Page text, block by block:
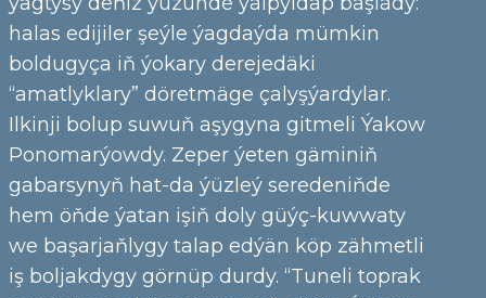
halas edijiler şeýle ýagdaýda mümkin
boldugyça iň ýokary derejedäki
“amatlyklary” döretmäge çalyşýardylar.
Ilkinji bolup suwuň aşygyna gitmeli Ýakow
Ponomarýowdy. Zeper ýeten gäminiň
gabarsynyň hat-da ýüzleý seredeniňde
hem öňde ýatan işiň doly güýç-kuwwaty
we başarjaňlygy talap edýän köp zähmetli
iş boljakdygy görnüp durdy. “Tuneli toprak